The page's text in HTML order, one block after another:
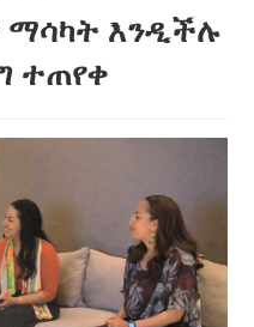
ማሳካት እንዲችሉ
ተጠየቀ